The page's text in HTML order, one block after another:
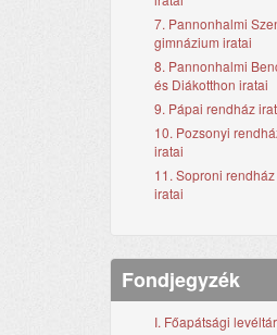
7. Pannonhalmi
gimnázium iratai
8. Pannonhalmi
és Diákotthon iratai
9. Pápai rendház
10. Pozsonyi
iratai
11. Soproni
iratai
Fondjegyzék
I. Főapátsági levéltár